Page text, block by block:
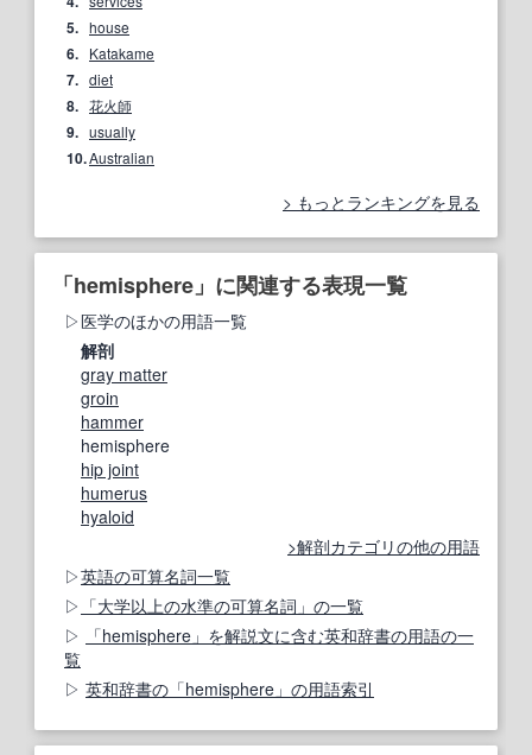
5. house
6. Katakame
7. diet
8. 花火師
9. usually
10.Australian
もっとランキングを見る
「hemisphere」に関連する表現一覧
医学のほかの用語一覧
解剖
gray matter
groin
hammer
hemisphere
hip joint
humerus
hyaloid
解剖カテゴリの他の用語
英語の可算名詞一覧
「大学以上の水準の可算名詞」の一覧
「hemisphere」を解説文に含む英和辞書の用語の一
覧
英和辞書の「hemisphere」の用語索引